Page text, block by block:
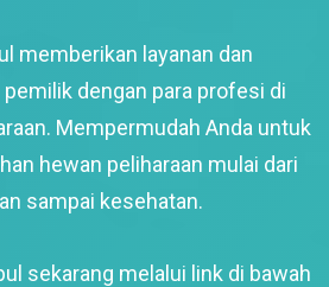
memberikan layanan dan
dengan para profesi di
Mempermudah Anda untuk
hewan peliharaan mulai dari
sampai kesehatan.
sekarang melalui link di bawah